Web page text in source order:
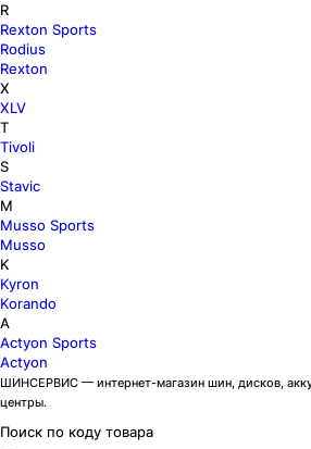
R
Rexton Sports
Rodius
Rexton
X
XLV
T
Tivoli
S
Stavic
M
Musso Sports
Musso
K
Kyron
Korando
A
Actyon Sports
Actyon
ШИНСЕРВИС — интернет-магазин шин, дисков,
центры.
Поиск по коду товара